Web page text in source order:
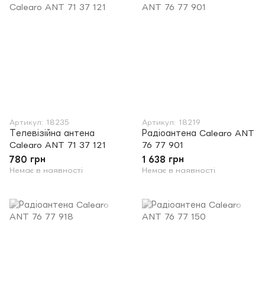
Артикул: 18235
Телевізійна антена
Calearo ANT 71 37 121
780 грн
Немає в наявності
Артикул: 18219
Радіоантена Calearo ANT
76 77 901
1 638 грн
Немає в наявності